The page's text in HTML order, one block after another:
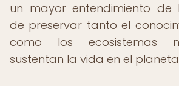
un mayor entendimiento de
de preservar tanto el
como los ecosistemas
sustentan la vida en el